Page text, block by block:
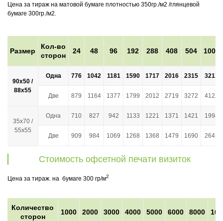
Цена за тираж на матовой бумаге плотностью 350гр./м2 /глянцевой
бумаге 300гр./м2.
Размер
Кол-во
сторон
24 48 96 192 288 408 504 1008
90х50 /
88х55
Одна 776 1042 1181 1590 1717 2016 2315 3213
Две 879 1164 1377 1799 2012 2719 3272 4122
35х70 /
55х55
Одна 710 827 942 1133 1221 1371 1421 1994
Две 909 984 1069 1268 1368 1479 1690 2641
Стоимость офсетной печати визиток
Цена за тираж. на бумаге 300 гр/м2
Количество
сторон
1000 2000 3000 4000 5000 6000 8000